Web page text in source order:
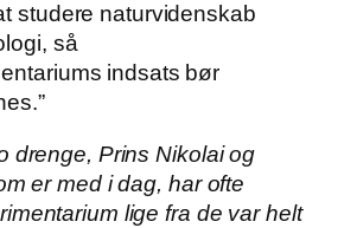
studere naturvidenskab
så
indsats bør
drenge, Prins Nikolai og
er med i dag, har ofte
lige fra de var helt